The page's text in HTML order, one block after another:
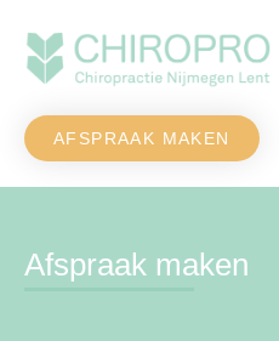
AFSPRAAK MAKEN
Afspraak maken